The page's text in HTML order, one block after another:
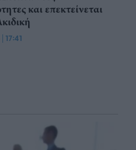
και επεκτείνεται
| 17:41